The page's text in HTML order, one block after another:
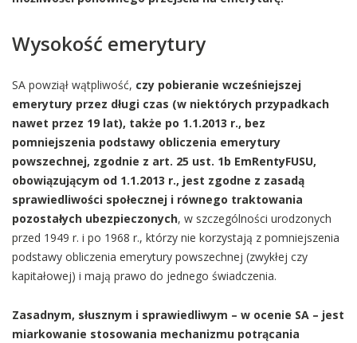
Wysokość emerytury
SA powziął wątpliwość, czy pobieranie wcześniejszej
emerytury przez długi czas (w niektórych przypadkach
nawet przez 19 lat), także po 1.1.2013 r., bez
pomniejszenia podstawy obliczenia emerytury
powszechnej, zgodnie z art. 25 ust. 1b EmRentyFUSU,
obowiązującym od 1.1.2013 r., jest zgodne z zasadą
sprawiedliwości społecznej i równego traktowania
pozostałych ubezpieczonych, w szczególności urodzonych
przed 1949 r. i po 1968 r., którzy nie korzystają z pomniejszenia
podstawy obliczenia emerytury powszechnej (zwykłej czy
kapitałowej) i mają prawo do jednego świadczenia.
Zasadnym, słusznym i sprawiedliwym – w ocenie SA – jest
miarkowanie stosowania mechanizmu potrącania